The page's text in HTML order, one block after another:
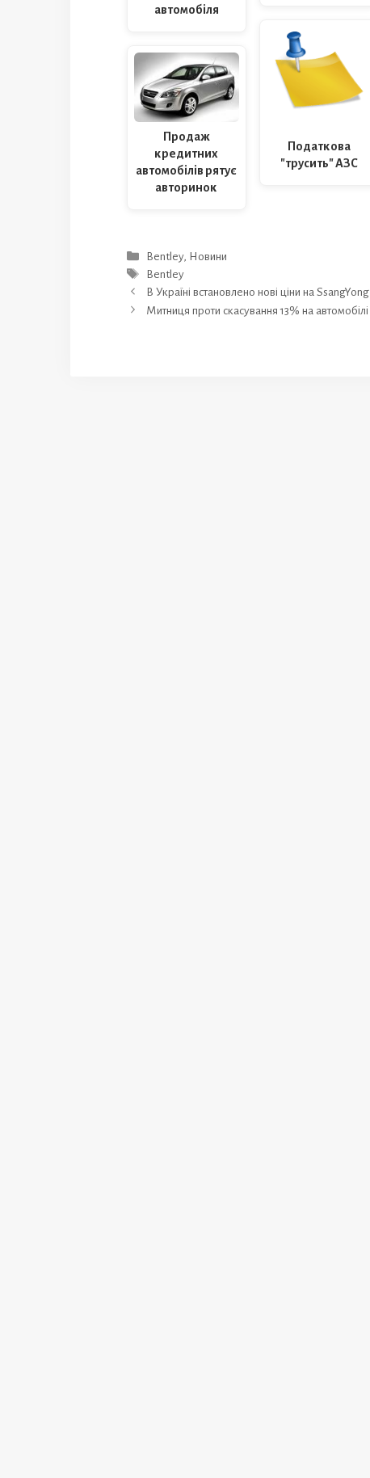
автомобіля
Продаж
кредитних
автомобілів рятує
авторинок
Податкова
"трусить" АЗС
Категорії
Bentley, Новини
Позначки
Bentley
В Україні встановлено нові ціни на SsangYong
Митниця проти скасування 13% на автомобілі